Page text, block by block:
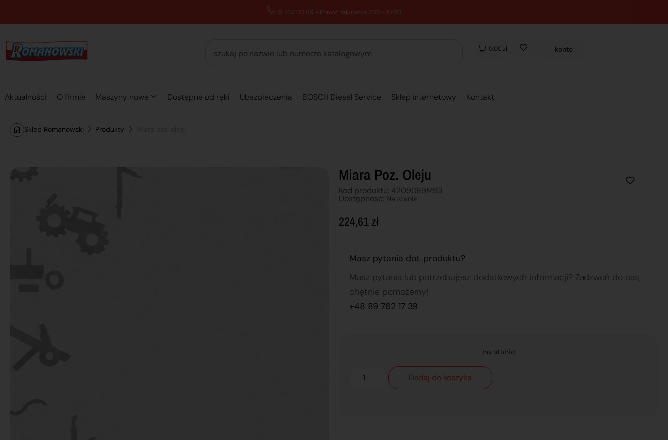
89 762 00 69 - Pomoc zakupowa 7:00 - 16:00
0,00 zł konto
Aktualności O firmie Maszyny nowe Dostępne od ręki Ubezpieczenia BOSCH Diesel Service Sklep internetowy Kontakt
Sklep Romanowski Produkty
Miara Poz. Oleju
Kod produktu: 4209089M93
Dostępnosć: Na stanie
224,61zł
Masz pytania dot. produktu?
Masz pytania lub potrzebujesz dodatkowych informacji? Zadzwoń do nas,
chętnie pomożemy!
+48 89 762 17 39
na stanie
Dodaj do koszyka